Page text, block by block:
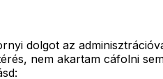
dolgot az
nem akartam cáfolni